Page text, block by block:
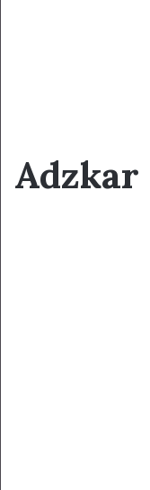
Adzkar